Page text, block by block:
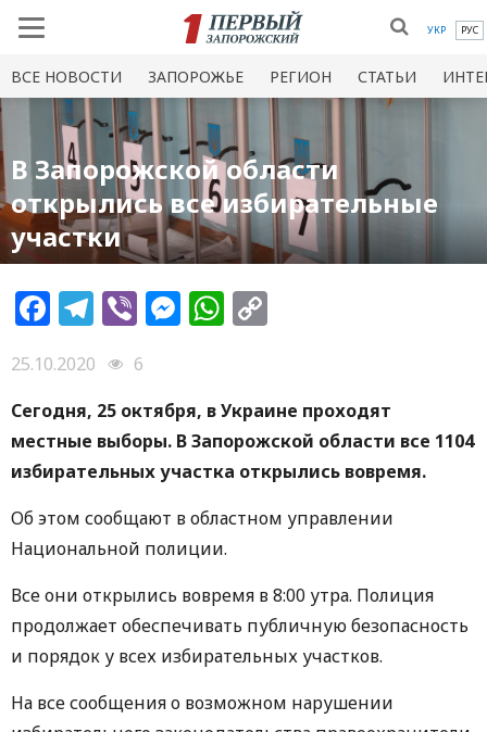
УКР РУС
ВСЕ НОВОСТИ ЗАПОРОЖЬЕ РЕГИОН СТАТЬИ
В Запорожской области
открылись все избирательные
участки
Facebook
Telegram
ViberMessenger
WhatsApp
25.10.2020
6
Сегодня, 25 октября, в Украине проходят
местные выборы. В Запорожской области все 1104
избирательных участка открылись вовремя.
Об этом сообщают в областном управлении
Национальной полиции.
Все они открылись вовремя в 8:00 утра. Полиция
продолжает обеспечивать публичную безопасность
и порядок у всех избирательных участков.
На все сообщения о возможном нарушении